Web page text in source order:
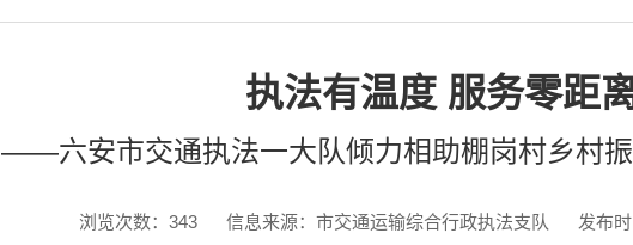
执法有温度 服务零距
——六安市交通执法一大队倾力相助棚岗村乡村振
浏览次数： 343 信息来源：市交通运输综合行政执法支队
发布